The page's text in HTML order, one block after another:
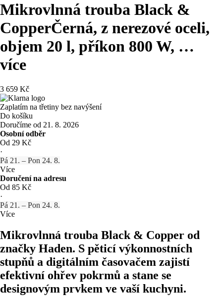
Mikrovlnná trouba Black &
CopperČerná, z nerezové oceli,
objem 20 l, příkon 800 W, …
více
3 659 Kč
Zaplatím na třetiny bez navýšení
Do košíku
Doručíme od 21. 8. 2026
Osobní odběr
Od 29 Kč
·
Pá 21. – Pon 24. 8.
Více
Doručení na adresu
Od 85 Kč
·
Pá 21. – Pon 24. 8.
Více
Mikrovlnná trouba Black & Copper od
značky Haden. S pěticí výkonnostních
stupňů a digitálním časovačem zajistí
efektivní ohřev pokrmů a stane se
designovým prvkem ve vaší kuchyni.